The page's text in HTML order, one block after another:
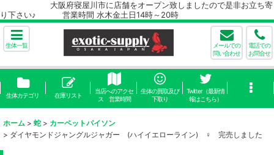
大阪府寝屋川市に店舗をオープン致しましたので是非お立ち寄
り下さい♪ 営業時間 水木金土日14時～20時
生体一覧
メールでの
問い合わせ
電話での
お問合せ
生体カテゴリ 在庫リスト
当店へのアクセ
ス 営業時間
生体の買取及び
下取り
Twitter（最新情
報はこちら）
ホーム > 蛇 > カーペットパイソン
> ダイヤモンドジャングルジャガー (ハイイエローライン) ♀ 完売しました